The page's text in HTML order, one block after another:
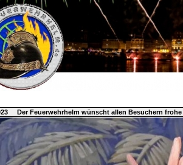
Der Feuerwehrhelm wünscht allen Besuchern